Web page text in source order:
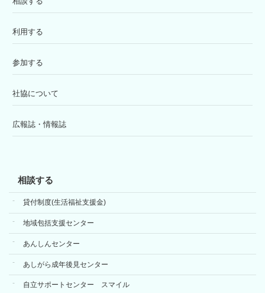
利用する
参加する
社協について
広報誌・情報誌
相談する
貸付制度(生活福祉支援金)
地域包括支援センター
あんしんセンター
あしがら成年後見センター
自立サポートセンター スマイル